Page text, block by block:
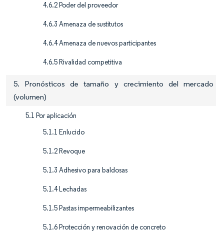
4.6.2 Poder del proveedor
4.6.3 Amenaza de sustitutos
4.6.4 Amenaza de nuevos participantes
4.6.5 Rivalidad competitiva
5. Pronósticos de tamaño y crecimiento del mercado
(volumen)
5.1 Por aplicación
5.1.1 Enlucido
5.1.2 Revoque
5.1.3 Adhesivo para baldosas
5.1.4 Lechadas
5.1.5 Pastas impermeabilizantes
5.1.6 Protección y renovación de concreto